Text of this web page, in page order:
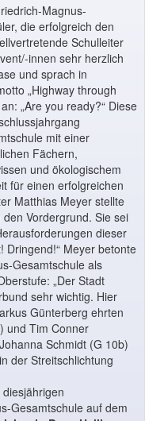
Magnus-
die erfolgreich den
Schulleiter
innen sehr herzlich
und sprach in
„Highway through
„Are you ready?“ Diese
mit einer
Fächern,
und ökologischem
für einen erfolgreichen
Matthias Meyer stellte
Vordergrund. Sie sei
dieser
Dringend!“ Meyer betonte
Gesamtschule als
„Der Stadt
sehr wichtig. Hier
Günterberg ehrten
und Tim Conner
Schmidt (G 10b)
der Streitschlichtung
Gesamtschule auf dem